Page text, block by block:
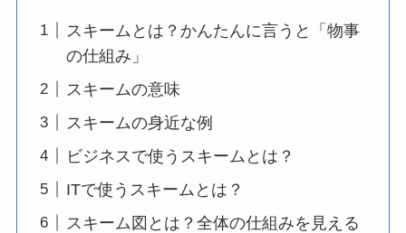
スキームとは？かんたんに言うと「物事
の仕組み」
スキームの意味
スキームの身近な例
ビジネスで使うスキームとは？
ITで使うスキームとは？
スキーム図とは？全体の仕組みを見える